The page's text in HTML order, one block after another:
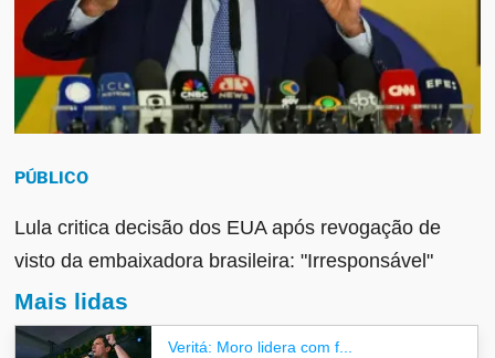
PÚBLICO
Lula critica decisão dos EUA após revogação de
visto da embaixadora brasileira: "Irresponsável"
Mais lidas
Veritá: Moro lidera com f...